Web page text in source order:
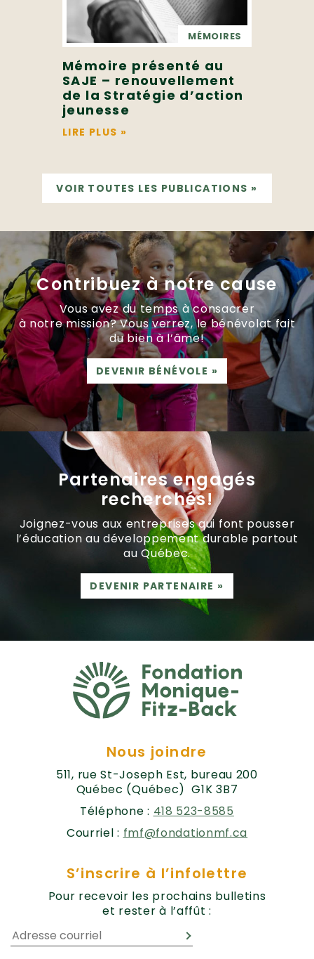
MÉMOIRES
Mémoire présenté au
SAJE – renouvellement
de la Stratégie d’action
jeunesse
LIRE PLUS »
VOIR TOUTES LES PUBLICATIONS »
Contribuez à notre cause
Vous avez du temps à consacrer
à notre mission? Vous verrez, le bénévolat fait
du bien à l’âme!
DEVENIR BÉNÉVOLE »
Partenaires engagés
recherchés!
Joignez-vous aux entreprises qui font pousser
l’éducation au développement durable partout
au Québec.
DEVENIR PARTENAIRE »
Nous joindre
511, rue St-Joseph Est, bureau 200
Québec (Québec) G1K 3B7
Téléphone : 418 523-8585
Courriel : fmf@fondationmf.ca
S’inscrire à l’infolettre
Pour recevoir les prochains bulletins
et rester à l’affût :